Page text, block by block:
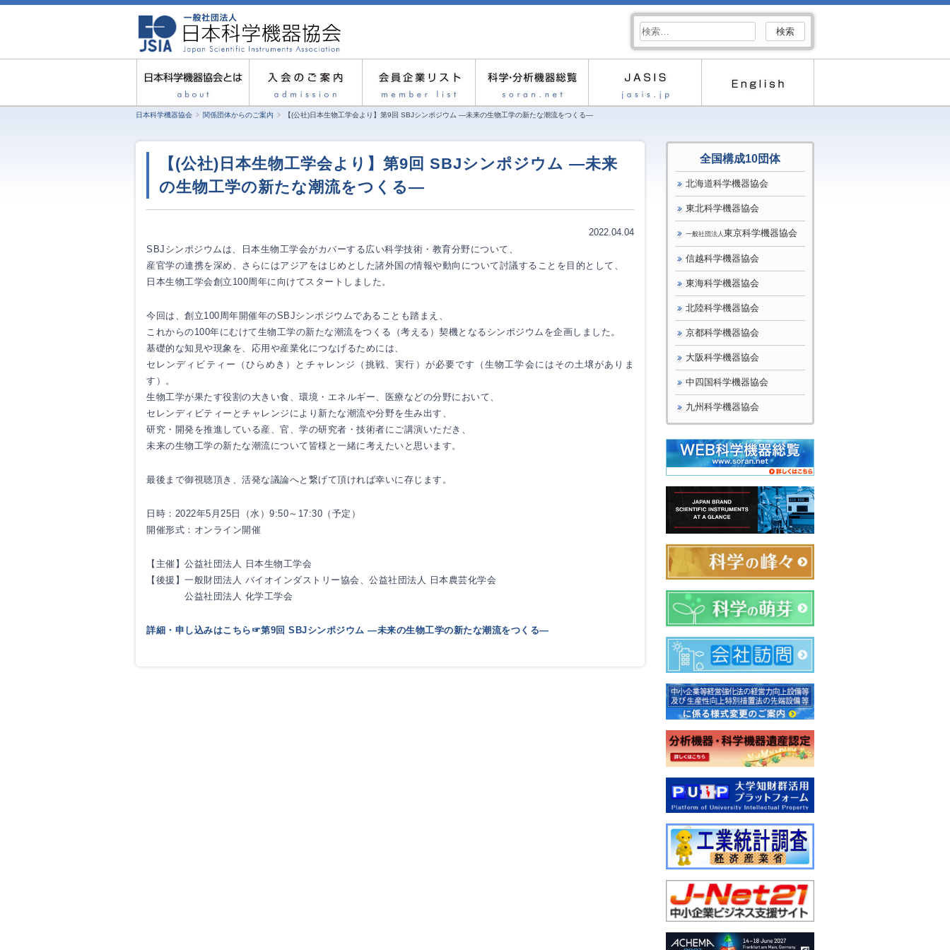
索:
日本科学機器協会 関係団体からのご案内 【(公社)日本生物工学会より】第9回 SBJシンポジウム ―未来の生物工学の新たな潮流をつくる―
【(公社)日本生物工学会より】第9回 SBJシンポジウム ―未来
の生物工学の新たな潮流をつくる―
2022.04.04
SBJシンポジウムは、日本生物工学会がカバーする広い科学技術・教育分野について、
産官学の連携を深め、さらにはアジアをはじめとした諸外国の情報や動向について討議することを目的として、
日本生物工学会創立100周年に向けてスタートしました。
今回は、創立100周年開催年のSBJシンポジウムであることも踏まえ、
これからの100年にむけて生物工学の新たな潮流をつくる（考える）契機となるシンポジウムを企画しました。
基礎的な知見や現象を、応用や産業化につなげるためには、
セレンディビティー（ひらめき）とチャレンジ（挑戦、実行）が必要です（生物工学会にはその土壌がありま
す）。
生物工学が果たす役割の大きい食、環境・エネルギー、医療などの分野において、
セレンディビティーとチャレンジにより新たな潮流や分野を生み出す、
研究・開発を推進している産、官、学の研究者・技術者にご講演いただき、
未来の生物工学の新たな潮流について皆様と一緒に考えたいと思います。
最後まで御視聴頂き、活発な議論へと繋げて頂ければ幸いに存じます。
日時：2022年5月25日（水）9:50～17:30（予定）
開催形式：オンライン開催
【主催】公益社団法人 日本生物工学会
【後援】一般財団法人 バイオインダストリー協会、公益社団法人 日本農芸化学会
公益社団法人 化学工学会
詳細・申し込みはこちら☞第9回 SBJシンポジウム ―未来の生物工学の新たな潮流をつくる―
全国構成10団体
北海道科学機器協会
東北科学機器協会
一般社団法人 東京科学機器協会
信越科学機器協会
東海科学機器協会
北陸科学機器協会
京都科学機器協会
大阪科学機器協会
中四国科学機器協会
九州科学機器協会